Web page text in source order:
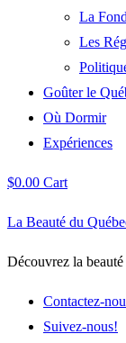
La
Les
Goûter le
Où Dormir
Expériences
$0.00 Cart
La Beauté du
Découvrez la beauté
Contactez-
Suivez-nous!